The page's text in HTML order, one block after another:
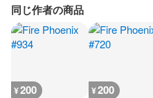
同じ作者の商品
¥200 ¥200